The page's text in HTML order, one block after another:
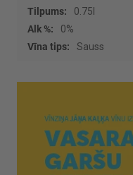
informācijas0.75l
0%
Sauss